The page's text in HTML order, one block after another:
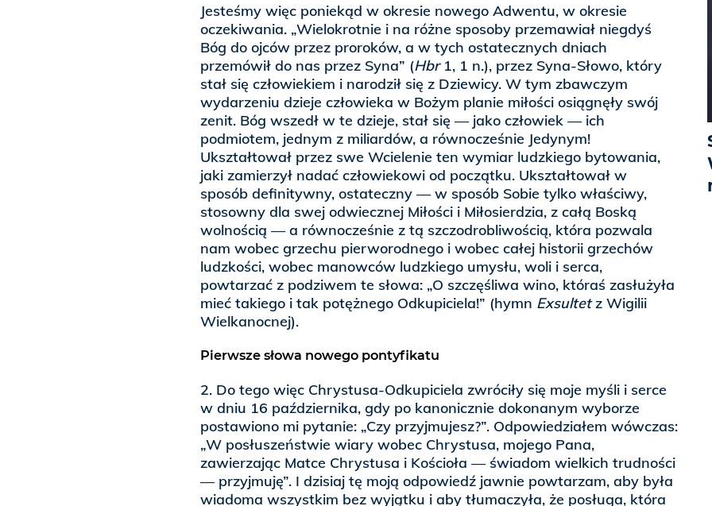
Jesteśmy więc poniekąd w okresie nowego Adwentu, w okresie
oczekiwania. „Wielokrotnie i na różne sposoby przemawiał niegdyś
Bóg do ojców przez proroków, a w tych ostatecznych dniach
przemówił do nas przez Syna” (Hbr1, 1 n.), przez Syna-Słowo, który
stał się człowiekiem i narodził się z Dziewicy. W tym zbawczym
wydarzeniu dzieje człowieka w Bożym planie miłości osiągnęły swój
zenit. Bóg wszedł w te dzieje, stał się — jako człowiek — ich
podmiotem, jednym z miliardów, a równocześnie Jedynym!
Ukształtował przez swe Wcielenie ten wymiar ludzkiego bytowania,
jaki zamierzył nadać człowiekowi od początku. Ukształtował w
sposób definitywny, ostateczny — w sposób Sobie tylko właściwy,
stosowny dla swej odwiecznej Miłości i Miłosierdzia, z całą Boską
wolnością — a równocześnie z tą szczodrobliwością, która pozwala
nam wobec grzechu pierworodnego i wobec całej historii grzechów
ludzkości, wobec manowców ludzkiego umysłu, woli i serca,
powtarzać z podziwem te słowa: „O szczęśliwa wino, któraś zasłużyła
mieć takiego i tak potężnego Odkupiciela!” (hymn Exsultetz Wigilii
Wielkanocnej).
Pierwsze słowa nowego pontyfikatu
2. Do tego więc Chrystusa-Odkupiciela zwróciły się moje myśli i serce
w dniu 16 października, gdy po kanonicznie dokonanym wyborze
postawiono mi pytanie: „Czy przyjmujesz?”. Odpowiedziałem wówczas:
„W posłuszeństwie wiary wobec Chrystusa, mojego Pana,
zawierzając Matce Chrystusa i Kościoła — świadom wielkich trudności
— przyjmuję”. I dzisiaj tę moją odpowiedź jawnie powtarzam, aby była
wiadoma wszystkim bez wyjątku i aby tłumaczyła, że posługa, która